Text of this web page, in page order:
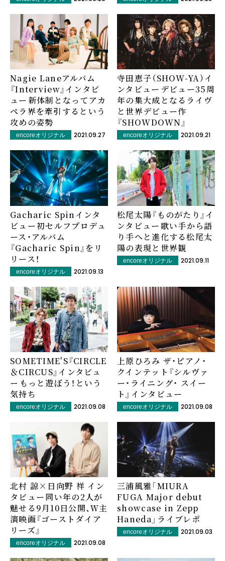
Nagie Laneアルバム
『Interview』インタビ
ュー――新体制となってアカ
ペラ界を牽引するという
攻めの姿勢
encoreオリジナル 2021.09.27
寺田恵子（SHOW-YA）イ
ンタビュー――デビュー35周
年の集大成となるライヴ
と世界デビュー作
『SHOWDOWN』
encoreオリジナル 2021.09.21
Gacharic Spinインタ
ビュー――初セルフプロデュ
ース・アルバム
『Gacharic Spin』をリ
リース！
encoreオリジナル 2021.09.13
松尾太陽『ものがたり』イ
ンタビュー――歌い手から語
り手へと進化する松尾太
陽の表現と世界観
encoreオリジナル 2021.09.11
SOMETIME'S『CIRCLE
＆CIRCUS』インタビュ
ー――もっと遊ぼう！という
気持ち
encoreオリジナル 2021.09.08
上原ひろみ ザ・ピアノ・
クインテット『シルヴァ
ー・ライニング・ スイー
ト』インタビュー
encoreオリジナル 2021.09.08
北村 諒×日向野 祥 イン
タビュー――同い年の2人が
魅せる9月10日公開、Ｗ主
演映画『ゴーストダイア
リーズ』
encoreオリジナル 2021.09.08
三浦風雅「MIURA
FUGA Major debut
showcase in Zepp
Haneda」――ライブレポ
encoreオリジナル 2021.09.03